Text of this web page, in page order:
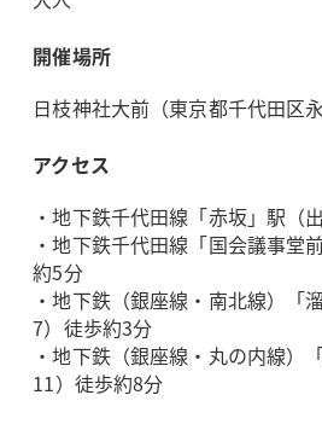
開催場所
日枝神社大前（東京都千代田区
アクセス
・地下鉄千代田線「赤坂」駅（
・地下鉄千代田線「国会議事堂
約5分
・地下鉄（銀座線・南北線）「
7）徒歩約3分
・地下鉄（銀座線・丸の内線）
11）徒歩約8分